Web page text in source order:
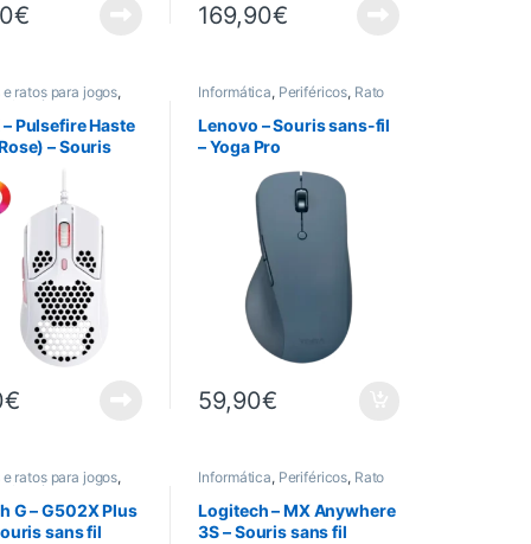
€ 169,90€
ratos para jogos,
Informática
,Rato
Pulsefire Haste
– Souris
€
Informática, Periféricos, Rato
Lenovo – Souris sans-fil
– Yoga Pro
59,90€
ratos para jogos,
Informática
,Rato
G – G502X Plus
sans fil
Informática, Periféricos, Rato
Logitech – MX Anywhere
3S – Souris sans fil